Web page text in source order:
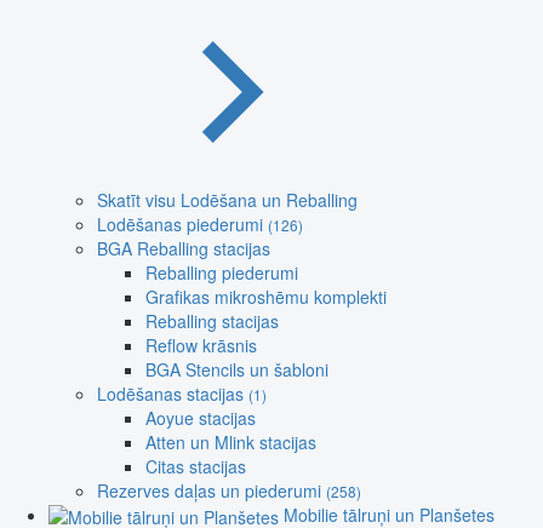
Skatīt visu Lodēšana un Reballing
Lodēšanas piederumi (126)
BGA Reballing stacijas
Reballing piederumi
Grafikas mikroshēmu komplekti
Reballing stacijas
Reflow krāsnis
BGA Stencils un šabloni
Lodēšanas stacijas (1)
Aoyue stacijas
Atten un Mlink stacijas
Citas stacijas
Rezerves daļas un piederumi (258)
Mobilie tālruņi un Planšetes